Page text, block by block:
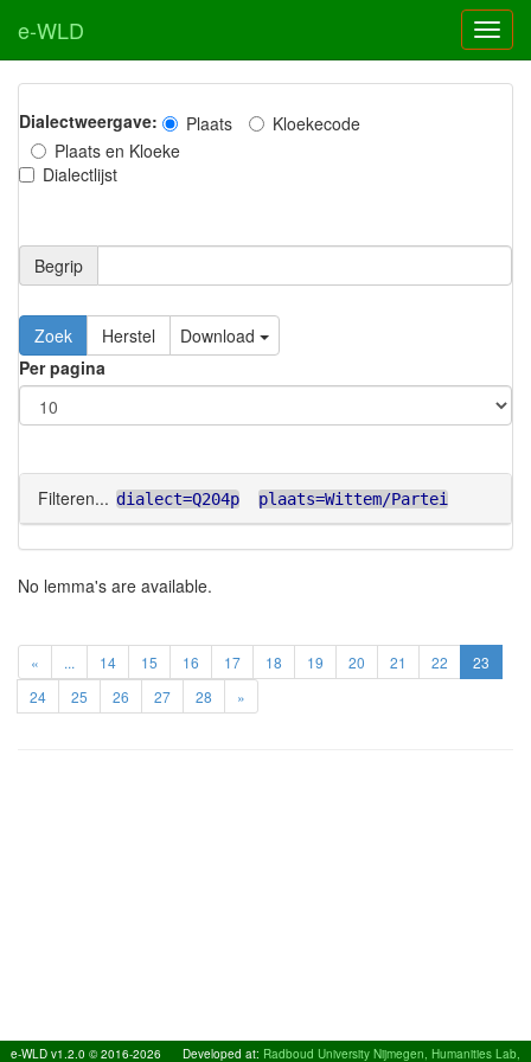
e-WLD
Dialectweergave: Plaats
Kloekecode
Plaats en Kloeke
Dialectlijst
Begrip
Zoek Herstel
Download
Per pagina
Filteren... dialect=Q204p plaats=Wittem/Partei
No lemma's are available.
« ... 14 15 16 17 18 19 20 21 22
23
24
25 26 27 28 »
e-WLD v1.2.0 © 2016-2026 Developed at: Radboud University Nijmegen, Humanities Lab,